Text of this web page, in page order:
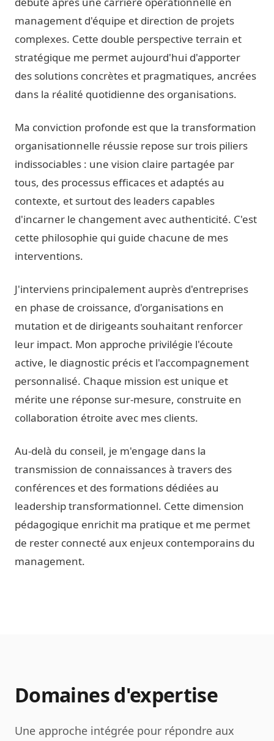
management d'équipe et direction de projets
complexes. Cette double perspective terrain et
stratégique me permet aujourd'hui d'apporter
des solutions concrètes et pragmatiques, ancrées
dans la réalité quotidienne des organisations.
Ma conviction profonde est que la transformation
organisationnelle réussie repose sur trois piliers
indissociables : une vision claire partagée par
tous, des processus efficaces et adaptés au
contexte, et surtout des leaders capables
d'incarner le changement avec authenticité. C'est
cette philosophie qui guide chacune de mes
interventions.
J'interviens principalement auprès d'entreprises
en phase de croissance, d'organisations en
mutation et de dirigeants souhaitant renforcer
leur impact. Mon approche privilégie l'écoute
active, le diagnostic précis et l'accompagnement
personnalisé. Chaque mission est unique et
mérite une réponse sur-mesure, construite en
collaboration étroite avec mes clients.
Au-delà du conseil, je m'engage dans la
transmission de connaissances à travers des
conférences et des formations dédiées au
leadership transformationnel. Cette dimension
pédagogique enrichit ma pratique et me permet
de rester connecté aux enjeux contemporains du
management.
Domaines d'expertise
Une approche intégrée pour répondre aux